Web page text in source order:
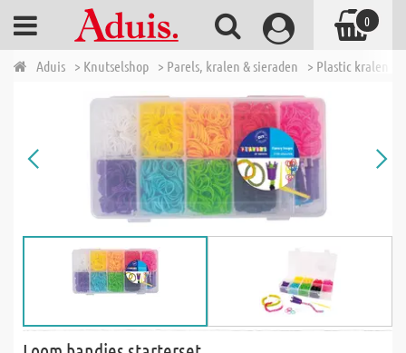
Aduis > Knutselshop > Parels, kralen & sieraden > Plastic kralen -
0